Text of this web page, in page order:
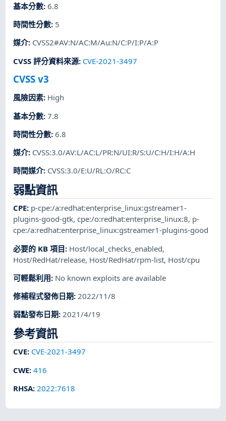
基本分數:6.8
時間性分數: 5
媒介: CVSS2#AV:N/AC:M/Au:N/C:P/I:P/A:P
CVSS 評分資料來源: CVE-2021-3497
CVSS v3
風險因素: High
基本分數:7.8
時間性分數:6.8
媒介: CVSS:3.0/AV:L/AC:L/PR:N/UI:R/S:U/C:H/I:H/A:H
時間媒介: CVSS:3.0/E:U/RL:O/RC:C
弱點資訊
CPE: p-cpe:/a:redhat:enterprise_linux:gstreamer1-
plugins-good-gtk,cpe:/o:redhat:enterprise_linux:8, p-
cpe:/a:redhat:enterprise_linux:gstreamer1-plugins-good
必要的 KB 項目: Host/local_checks_enabled,
Host/RedHat/release, Host/RedHat/rpm-list, Host/cpu
可輕鬆利用: No known exploits are available
修補程式發佈日期:2022/11/8
弱點發布日期:2021/4/19
參考資訊
CVE: CVE-2021-3497
CWE:416
RHSA: 2022:7618